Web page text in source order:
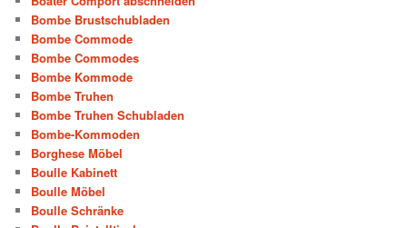
Bombe Brustschubladen
Bombe Commode
Bombe Commodes
Bombe Kommode
Bombe Truhen
Bombe Truhen Schubladen
Bombe-Kommoden
Borghese Möbel
Boulle Kabinett
Boulle Möbel
Boulle Schränke